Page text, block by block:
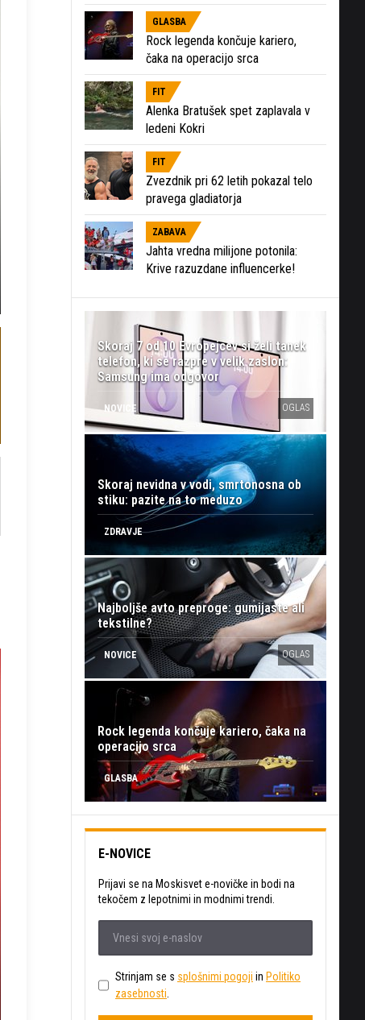
GLASBA
Rock legenda končuje kariero,
čaka na operacijo srca
FIT
Alenka Bratušek spet zaplavala v
ledeni Kokri
FIT
Zvezdnik pri 62 letih pokazal telo
pravega gladiatorja
ZABAVA
Jahta vredna milijone potonila:
Krive razuzdane influencerke!
Skoraj 7 od 10 Evropejcev si želi tanek
telefon, ki se razpre v velik zaslon:
Samsung ima odgovor
NOVICE OGLAS
Skoraj nevidna v vodi, smrtonosna ob
stiku: pazite na to meduzo
ZDRAVJE
Najboljše avto preproge: gumijaste ali
tekstilne?
NOVICE OGLAS
Rock legenda končuje kariero, čaka na
operacijo srca
GLASBA
E-NOVICE
Prijavi se na Moskisvet e-novičke in bodi na
tekočem z lepotnimi in modnimi trendi.
Strinjam se s splošnimi pogoji in Politiko
zasebnosti